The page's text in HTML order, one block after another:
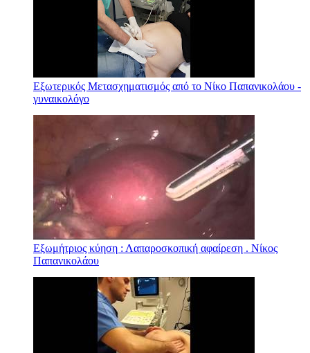
Εξωτερικός Μετασχηματισμός από το Νίκο Παπανικολάου -
γυναικολόγο
Εξωμήτριος κύηση : Λαπαροσκοπική αφαίρεση . Νίκος
Παπανικολάου